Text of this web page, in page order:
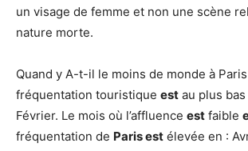
un visage de femme et non une scène
nature morte.
Quand y A-t-il le moins de monde à
fréquentation touristique est au plus
Février. Le mois où l’affluence est faible
fréquentation de Paris est élevée en :